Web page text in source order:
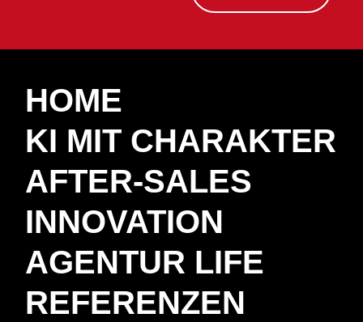
HOME
KI MIT CHARAKTER
AFTER-SALES
INNOVATION
AGENTUR LIFE
REFERENZEN